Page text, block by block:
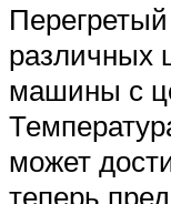
различных
машины с
может
теперь